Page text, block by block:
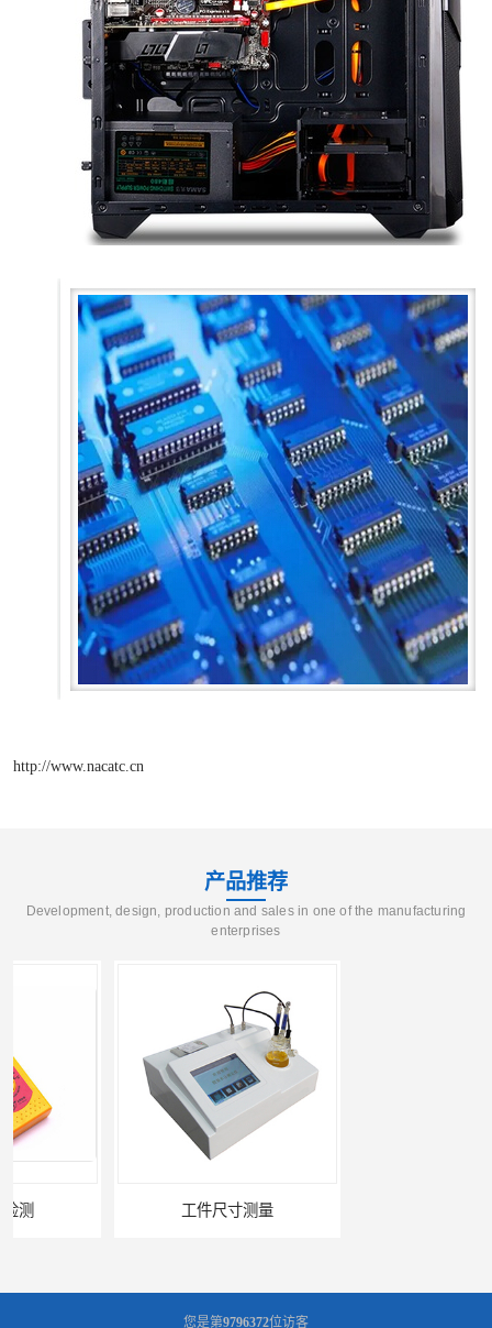
http://www.nacatc.cn
产品推荐
Development, design, production and sales in one of the manufacturing
enterprises
您是第9796372位访客